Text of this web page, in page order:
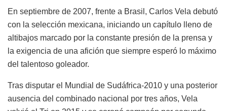
En septiembre de 2007, frente a Brasil, Carlos Vela debutó
con la selección mexicana, iniciando un capítulo lleno de
altibajos marcado por la constante presión de la prensa y
la exigencia de una afición que siempre esperó lo máximo
del talentoso goleador.
Tras disputar el Mundial de Sudáfrica-2010 y una posterior
ausencia del combinado nacional por tres años, Vela